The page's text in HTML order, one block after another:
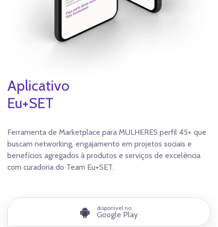
Aplicativo
Eu+SET
Ferramenta de Marketplace para MULHERES perfil 45+ que
buscam networking, engajamento em projetos sociais e
benefícios agregados à produtos e serviços de excelência
com curadoria do Team Eu+SET.
disponivel no
Google Play